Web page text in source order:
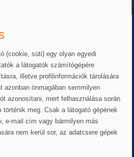
(cookie, süti) egy olyan egyedi
a látogatók számítógépére
illetve profilinformációk tárolására
azonban önmagában semmilyen
azonosítani, mert felhasználása során
meg. Csak a látogató gépének
e-mail cím vagy bármilyen más
nem kerül sor, az adatcsere gépek